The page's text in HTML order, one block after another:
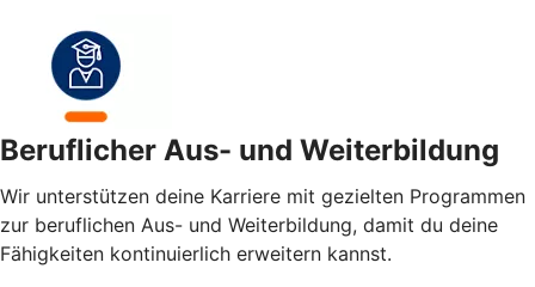
Beruflicher Aus- und Weiterbildung
Wir unterstützen deine Karriere mit gezielten Programmen
zur beruflichen Aus- und Weiterbildung, damit du deine
Fähigkeiten kontinuierlich erweitern kannst.